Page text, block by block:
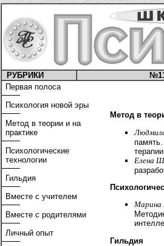
РУБРИКИ
Первая полоса
Психология новой эры
Метод в теории и на
практике
Психологические
технологии
Гильдия
Вместе с учителем
Вместе с родителями
Личный опыт
Метод в
Елена
Марина
Гильдия